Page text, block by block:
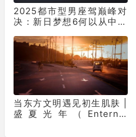
2025都市型男座驾巅峰对
决：新日梦想6何以从中突
当东方文明遇见初生肌肤 |
盛夏光年（Enternal